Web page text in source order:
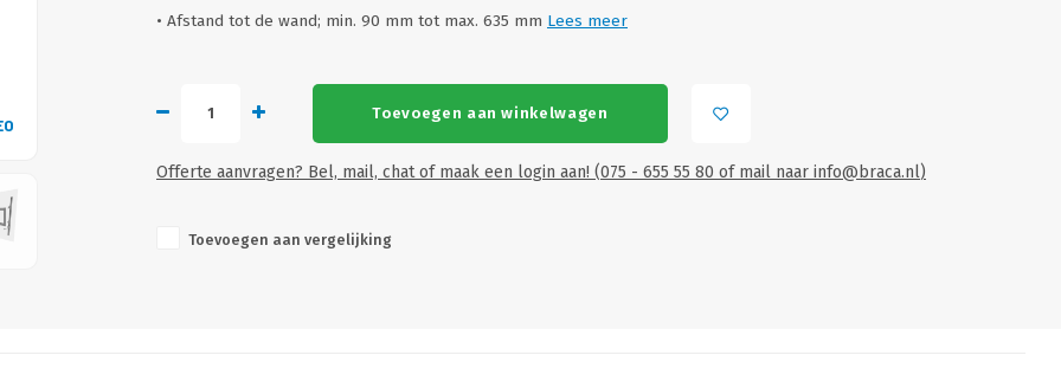
VIDEO
• Afstand tot de wand; min. 90 mm tot max. 635 mm Lees meer
Toevoegen aan winkelwagen
Offerte aanvragen? Bel, mail, chat of maak een login aan! (075 - 655 55 80 of mail naar info@braca.nl)
Toevoegen aan vergelijking